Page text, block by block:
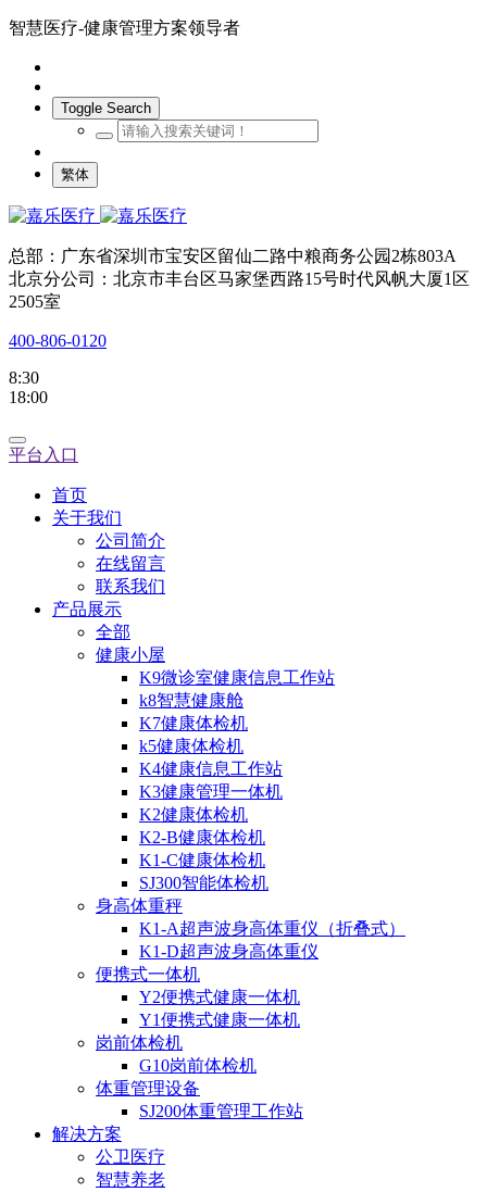
智慧医疗-健康管理方案领导者
Toggle Search
繁体
总部：广东省深圳市宝安区留仙二路中粮商务公园2栋803A
北京分公司：北京市丰台区马家堡西路15号时代风帆大厦1区
2505室
400-806-0120
8:30
18:00
平台入口
首页
关于我们
公司简介
在线留言
联系我们
产品展示
全部
健康小屋
K9微诊室健康信息工作站
k8智慧健康舱
K7健康体检机
k5健康体检机
K4健康信息工作站
K3健康管理一体机
K2健康体检机
K2-B健康体检机
K1-C健康体检机
SJ300智能体检机
身高体重秤
K1-A超声波身高体重仪（折叠式）
K1-D超声波身高体重仪
便携式一体机
Y2便携式健康一体机
Y1便携式健康一体机
岗前体检机
G10岗前体检机
体重管理设备
SJ200体重管理工作站
解决方案
公卫医疗
智慧养老